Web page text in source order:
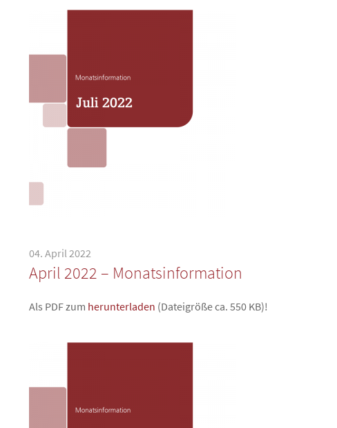
04. April 2022
April 2022 – Monatsinformation
Als PDF zum herunterladen (Dateigröße ca. 550 KB)!